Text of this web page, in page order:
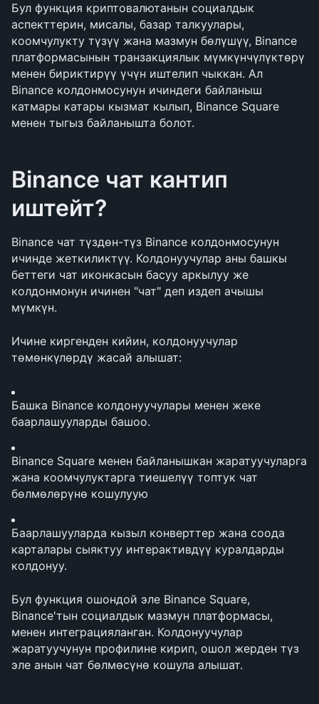
Бул функция криптовалютанын социалдык
аспекттерин, мисалы, базар талкуулары,
коомчулукту түзүү жана мазмун бөлүшүү, Binance
платформасынын транзакциялык мүмкүнчүлүктөрү
менен бириктирүү үчүн иштелип чыккан. Ал
Binance колдонмосунун ичиндеги байланыш
катмары катары кызмат кылып, Binance Square
менен тыгыз байланышта болот.
Binance чат кантип
иштейт?
Binance чат түздөн-түз Binance колдонмосунун
ичинде жеткиликтүү. Колдонуучулар аны башкы
беттеги чат иконкасын басуу аркылуу же
колдонмонун ичинен "чат" деп издеп ачышы
мүмкүн.
Ичине киргенден кийин, колдонуучулар
төмөнкүлөрдү жасай алышат:
Башка Binance колдонуучулары менен жеке
баарлашууларды башоо.
Binance Square менен байланышкан жаратуучуларга
жана коомчулуктарга тиешелүү топтук чат
бөлмөлөрүнө кошулуую
Баарлашууларда кызыл конверттер жана соода
карталары сыяктуу интерактивдүү куралдарды
колдонуу.
Бул функция ошондой эле Binance Square,
Binance'тын социалдык мазмун платформасы,
менен интеграцияланган. Колдонуучулар
жаратуучунун профилине кирип, ошол жерден түз
эле анын чат бөлмөсүнө кошула алышат.